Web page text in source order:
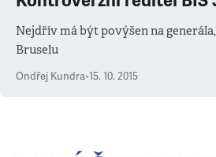
Nejdřív má být povýšen na
Bruselu
Ondřej Kundra•15. 10. 2015